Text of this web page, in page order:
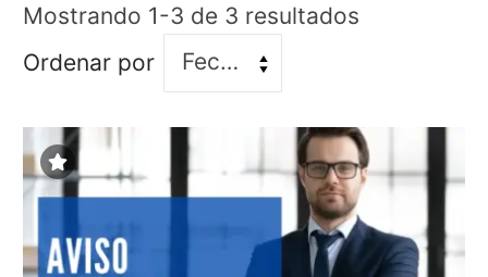
Mostrando 1-3 de 3 resultados
Ordenar por
Fecha